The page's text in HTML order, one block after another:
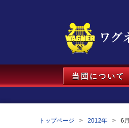
当団について
トップページ 2012年 6月